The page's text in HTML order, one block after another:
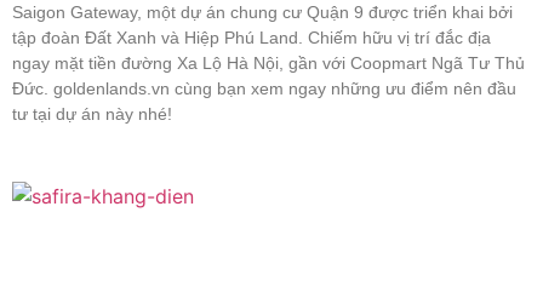
Saigon Gateway, một dự án chung cư Quận 9 được triển khai bởi
tập đoàn Đất Xanh và Hiệp Phú Land. Chiếm hữu vị trí đắc địa
ngay mặt tiền đường Xa Lộ Hà Nội, gần với Coopmart Ngã Tư Thủ
Đức. goldenlands.vn cùng bạn xem ngay những ưu điểm nên đầu
tư tại dự án này nhé!